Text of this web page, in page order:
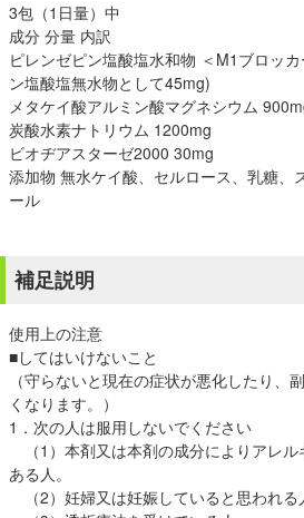
3包（1日量）中
成分 分量 内訳
ピレンゼピン塩酸塩水和物 ＜M1ブロッ
ン塩酸塩無水物として45mg)
メタケイ酸アルミン酸マグネシウム
炭酸水素ナトリウム 1200mg
ビオヂアスターゼ2000 30mg
添加物 無水ケイ酸、セルロース、乳糖、
ール
補足説明
使用上の注意
■してはいけないこと
（守らないと現在の症状が悪化したり、
くなります。）
1．次の人は服用しないでください
（1）本剤又は本剤の成分によりアレ
ある人。
（2）妊婦又は妊娠していると思われる